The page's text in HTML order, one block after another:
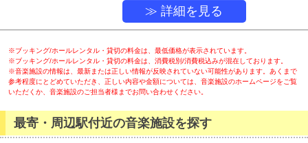
≫ 詳細を見る
※ブッキング/ホールレンタル・貸切の料金は、最低価格が表示されています。
※ブッキング/ホールレンタル・貸切の料金は、消費税別/消費税込みが混在しております。
※音楽施設の情報は、最新または正しい情報が反映されていない可能性があります。あくまで
参考程度にとどめていただき、正しい内容や金額については、音楽施設のホームページをご覧
いただくか、音楽施設のご担当者様までお問い合わせください。
最寄・周辺駅付近の音楽施設を探す